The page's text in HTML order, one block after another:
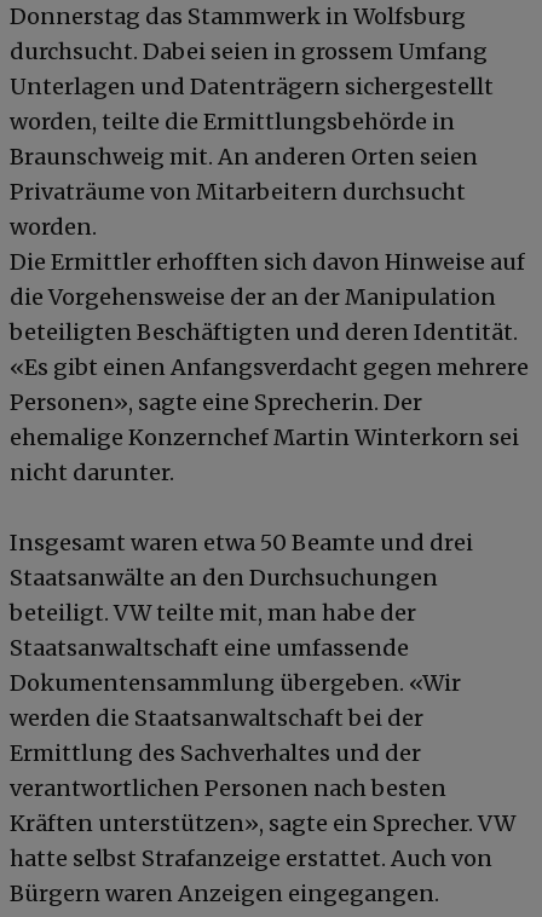
Donnerstag das Stammwerk in Wolfsburg
durchsucht. Dabei seien in grossem Umfang
Unterlagen und Datenträgern sichergestellt
worden, teilte die Ermittlungsbehörde in
Braunschweig mit. An anderen Orten seien
Privaträume von Mitarbeitern durchsucht
worden.
Die Ermittler erhofften sich davon Hinweise auf
die Vorgehensweise der an der Manipulation
beteiligten Beschäftigten und deren Identität.
«Es gibt einen Anfangsverdacht gegen mehrere
Personen», sagte eine Sprecherin. Der
ehemalige Konzernchef Martin Winterkorn sei
nicht darunter.
Insgesamt waren etwa 50 Beamte und drei
Staatsanwälte an den Durchsuchungen
beteiligt. VW teilte mit, man habe der
Staatsanwaltschaft eine umfassende
Dokumentensammlung übergeben. «Wir
werden die Staatsanwaltschaft bei der
Ermittlung des Sachverhaltes und der
verantwortlichen Personen nach besten
Kräften unterstützen», sagte ein Sprecher. VW
hatte selbst Strafanzeige erstattet. Auch von
Bürgern waren Anzeigen eingegangen.